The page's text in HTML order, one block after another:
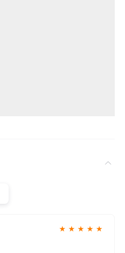
★ ★ ★ ★ ★